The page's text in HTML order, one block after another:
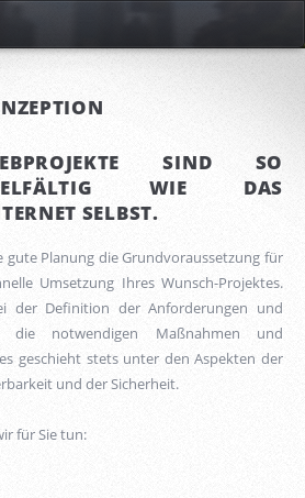
SIND SO
WIE DAS
SELBST.
gute Planung die Grundvoraussetzung für
Umsetzung Ihres Wunsch-Projektes.
der Definition der Anforderungen und
notwendigen Maßnahmen und
geschieht stets unter den Aspekten der
und der Sicherheit.
für Sie tun: